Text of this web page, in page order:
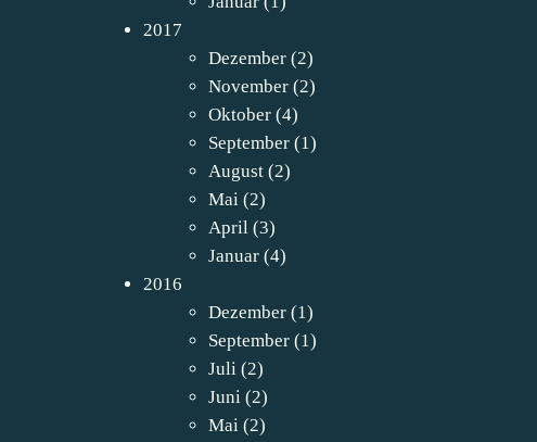
2017
Dezember (2)
November (2)
Oktober (4)
September (1)
August (2)
Mai (2)
April (3)
Januar (4)
2016
Dezember (1)
September (1)
Juli (2)
Juni (2)
Mai (2)